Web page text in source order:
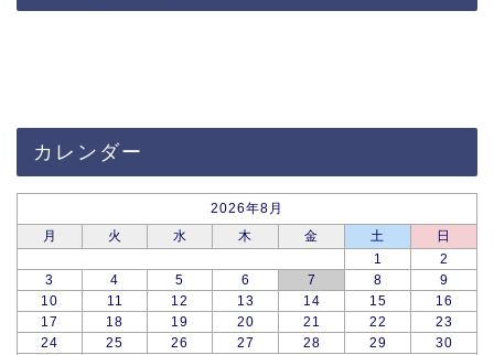
カレンダー
2026年8月
月
火 水 木 金 土
日
1
2
3
4 5 6 7 8
9
10
11 12 13 14 15
16
17
18 19 20 21 22
23
24
25 26 27 28 29
30